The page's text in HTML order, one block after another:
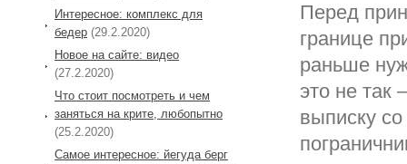
Перед
границе
раньше
это не так
выписку
Интересное: комплекс для
бедер (29.2.2020)
Новое на сайте: видео
(27.2.2020)
Что стоит посмотреть и чем
заняться на крите, любопытно
(25.2.2020)
Самое интересное: йегуда берг